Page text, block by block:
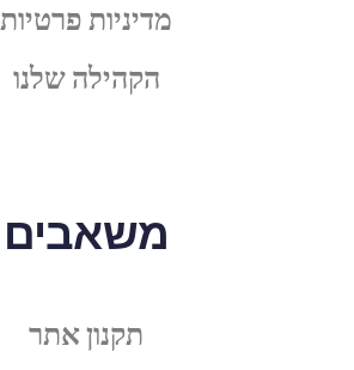
מדיניות פרטיות
הקהילה שלנו
משאבים
תקנון אתר